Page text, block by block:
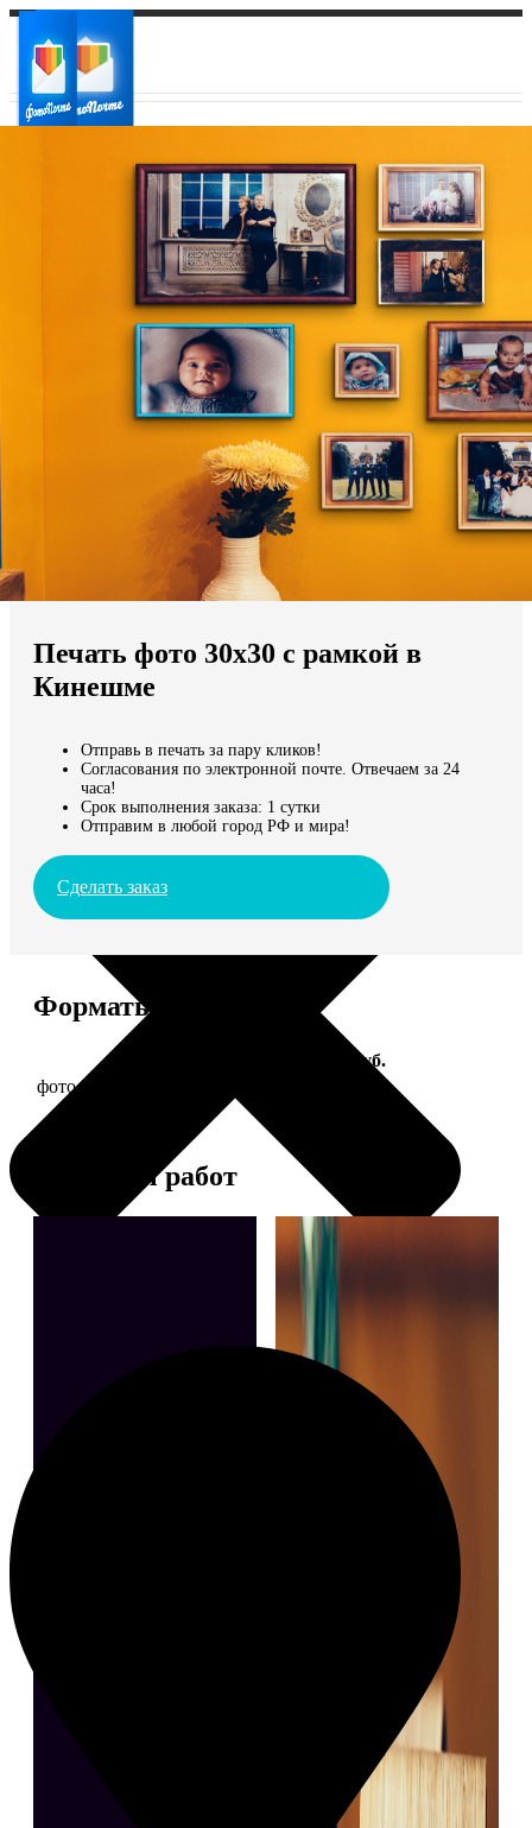
Ваш регион доставки
Выберите из списка:
Мы доставляем по всему миру
Продолжить без города
Печать фото 30х30 с рамкой в
Кинешме
Отправь в печать за пару кликов!
Согласования по электронной почте. Отвечаем за 24
часа!
Срок выполнения заказа: 1 сутки
Отправим в любой город РФ и мира!
Сделать заказ
Форматы и цены
Цена, руб.
фото 30х30 в деревянной рамке
Примеры работ